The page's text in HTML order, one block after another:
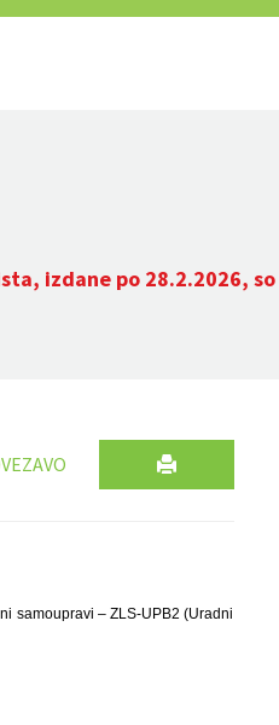
izdane po 28.2.2026, so
samoupravi – ZLS-UPB2 (Uradni